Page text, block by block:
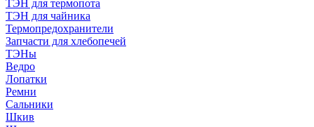
ТЭН для термопота
ТЭН для чайника
Термопредохранители
Запчасти для хлебопечей
ТЭНы
Ведро
Лопатки
Ремни
Сальники
Шкив